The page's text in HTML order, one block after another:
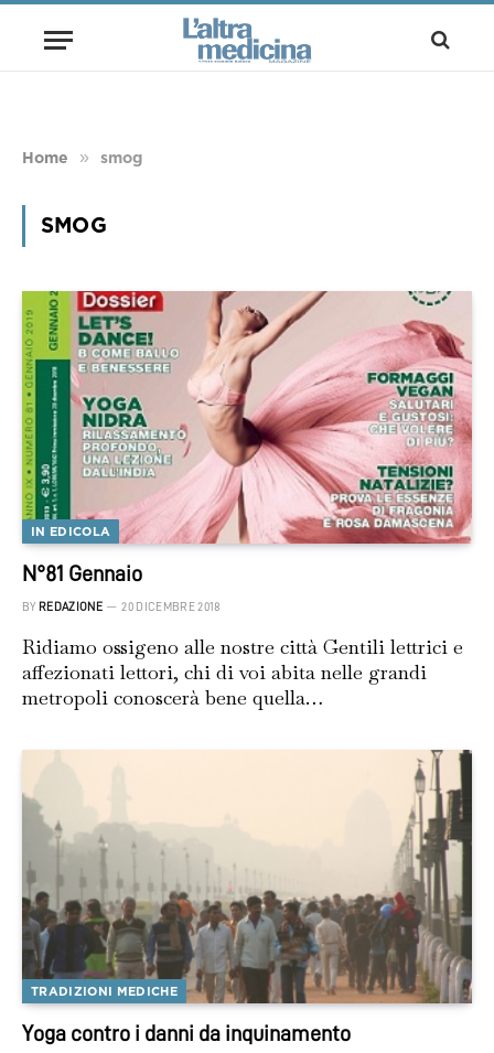
Home » smog
SMOG
IN EDICOLA
N°81 Gennaio
BY REDAZIONE 20 DICEMBRE 2018
Ridiamo ossigeno alle nostre città Gentili lettrici e
affezionati lettori, chi di voi abita nelle grandi
metropoli conoscerà bene quella…
TRADIZIONI MEDICHE
Yoga contro i danni da inquinamento